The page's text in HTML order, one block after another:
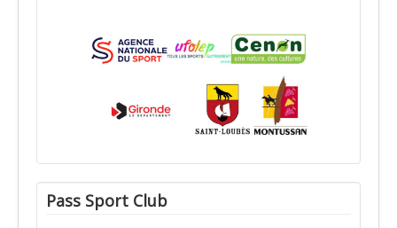
Pass Sport Club